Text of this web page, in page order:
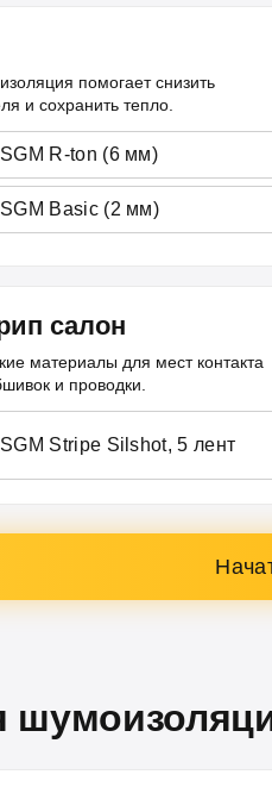
помогает снизить
и сохранить тепло.
SGM R-ton (6 мм)
SGM Basic (2 мм)
салон
материалы для мест контакта
и проводки.
SGM Stripe Silshot, 5 лент